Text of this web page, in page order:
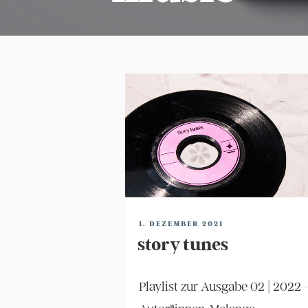
VERÖFFENTLICHT
1. DEZEMBER 2021
story tunes
Playlist zur Ausgabe 02 | 2022